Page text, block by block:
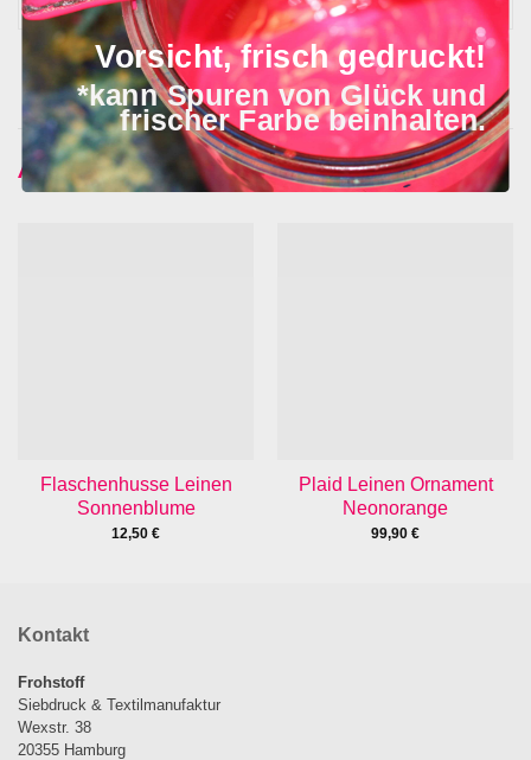
Ähnliche Produkte
Flaschenhusse Leinen
Sonnenblume
12,50 €
Plaid Leinen Ornament
Neonorange
99,90 €
Kontakt
Frohstoff
Siebdruck & Textilmanufaktur
Wexstr. 38
20355 Hamburg
Vorsicht, frisch gedruckt!
*kann Spuren von Glück und
frischer Farbe beinhalten.